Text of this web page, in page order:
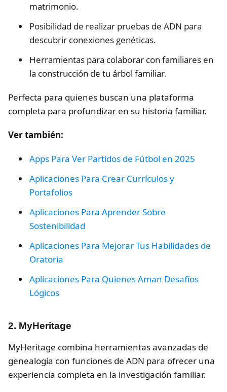
matrimonio.
Posibilidad de realizar pruebas de ADN para
descubrir conexiones genéticas.
Herramientas para colaborar con familiares en
la construcción de tu árbol familiar.
Perfecta para quienes buscan una plataforma
completa para profundizar en su historia familiar.
Ver también:
Apps Para Ver Partidos de Fútbol en 2025
Aplicaciones Para Crear Currículos y
Portafolios
Aplicaciones Para Aprender Sobre
Sostenibilidad
Aplicaciones Para Mejorar Tus Habilidades de
Oratoria
Aplicaciones Para Quienes Aman Desafíos
Lógicos
2. MyHeritage
MyHeritage combina herramientas avanzadas de
genealogía con funciones de ADN para ofrecer una
experiencia completa en la investigación familiar.